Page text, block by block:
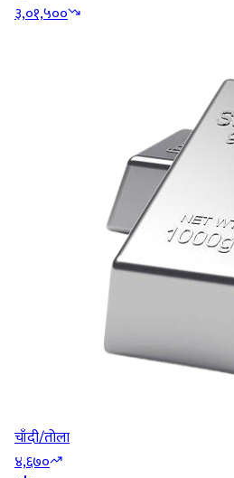
३,०१,५००
चाँदी/तोला
४,६७०